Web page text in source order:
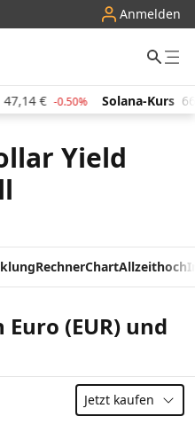
Anmelden
Solana-Kurs 66,26 € 1.10%
Yield
RechnerChartAllzeithoch
(EUR) und
Jetzt kaufen